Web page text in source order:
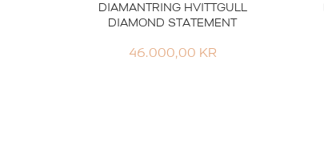
DIAMANTRING HVITTGULL
DIAMOND STATEMENT
46.000,00 KR